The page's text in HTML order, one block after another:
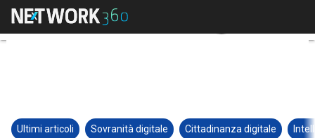
Ultimi articoli Sovranità digitale Cittadinanza digitale